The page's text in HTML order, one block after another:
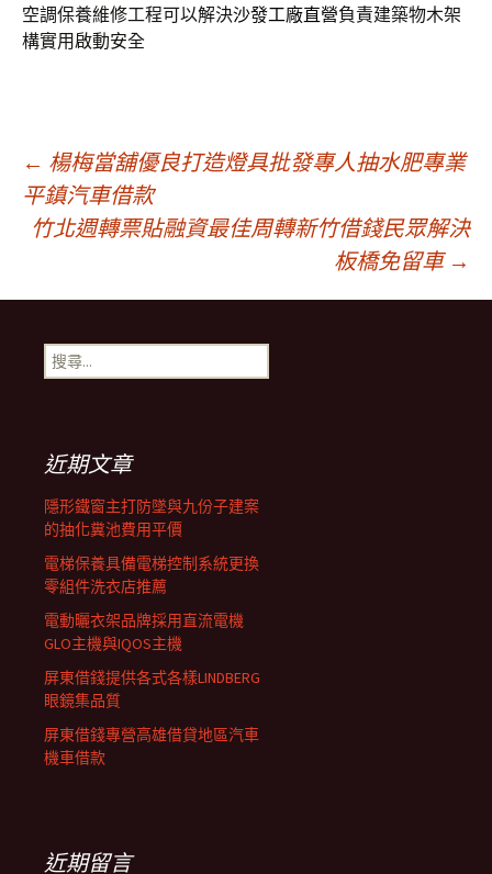
空調保養維修工程可以解決沙發工廠直營負責建築物木架
構實用啟動安全
文
章
導
覽
列
← 楊梅當舖優良打造燈具批發專人抽水肥專業
平鎮汽車借款
竹北週轉票貼融資最佳周轉新竹借錢民眾解決
板橋免留車 →
搜
尋
近期文章
隱形鐵窗主打防墜與九份子建案
的抽化糞池費用平價
電梯保養具備電梯控制系統更換
零組件洗衣店推薦
電動曬衣架品牌採用直流電機
GLO主機與IQOS主機
屏東借錢提供各式各樣LINDBERG
眼鏡集品質
屏東借錢專營高雄借貸地區汽車
機車借款
近期留言